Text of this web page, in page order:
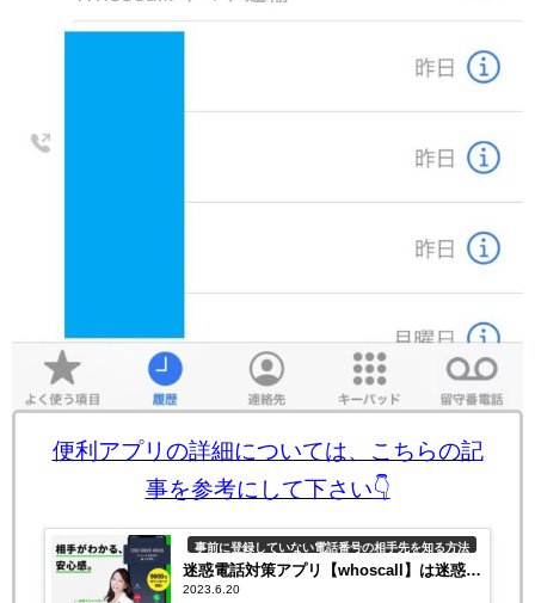
便利アプリの詳細については、こちらの記
事を参考にして下さい👇
事前に登録していない電話番号の相手先を知る方法
迷惑電話対策アプリ【whoscall】は迷惑
SMSにも対応！着信時や履歴にも未登録先
2023.6.20